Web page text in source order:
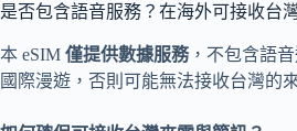
是否包含語音服務？在海外可接收台
本 eSIM 僅提供數據服務，不包含語
國際漫遊，否則可能無法接收台灣的